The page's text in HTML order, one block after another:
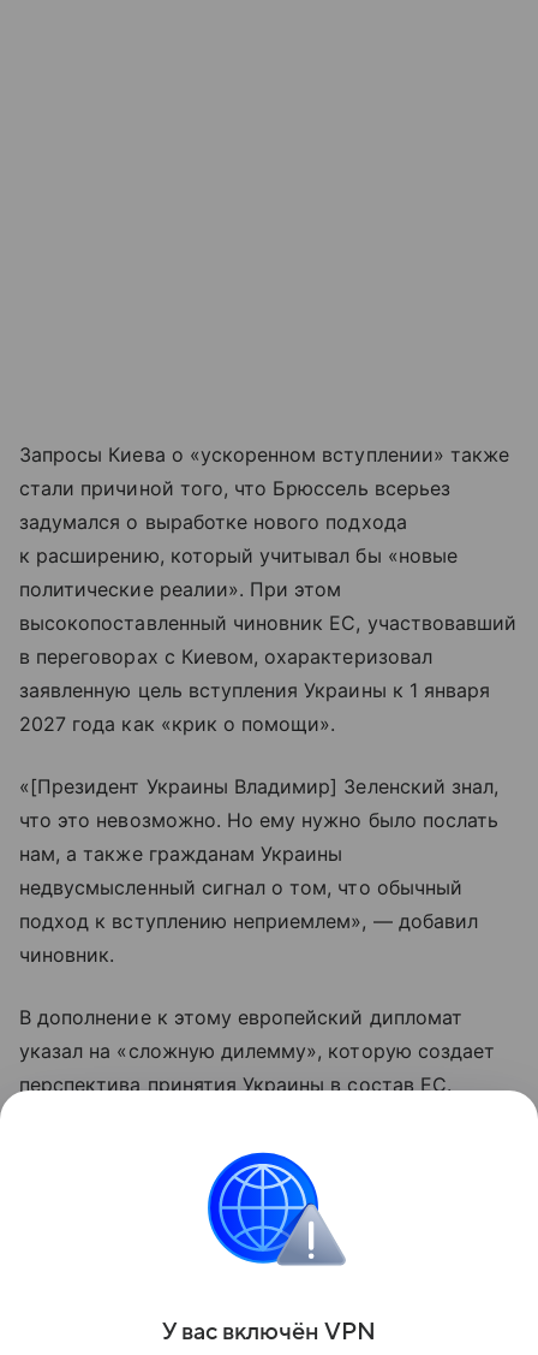
Запросы Киева о «ускоренном вступлении» также
стали причиной того, что Брюссель всерьез
задумался о выработке нового подхода
к расширению, который учитывал бы «новые
политические реалии». При этом
высокопоставленный чиновник ЕС, участвовавший
в переговорах с Киевом, охарактеризовал
заявленную цель вступления Украины к 1 января
2027 года как «крик о помощи».
«[Президент Украины Владимир] Зеленский знал,
что это невозможно. Но ему нужно было послать
нам, а также гражданам Украины
недвусмысленный сигнал о том, что обычный
подход к вступлению неприемлем», — добавил
чиновник.
В дополнение к этому европейский дипломат
указал на «сложную дилемму», которую создает
перспектива принятия Украины в состав ЕС.
«Нельзя принимать в ЕС страну с населением
40 млн человек, занимающую 104-е место
в глобальном списке коррупционеров. Это бы
свело на нет весь проект», — добавил дипломат.
Поделиться
У вас включён VPN